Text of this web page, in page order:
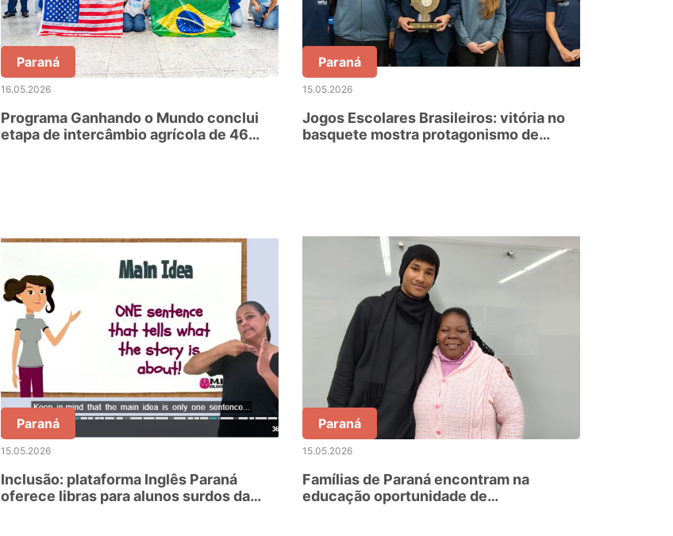
Paraná
16.05.2026
Programa Ganhando o Mundo conclui
etapa de intercâmbio agrícola de 46
Paraná
15.05.2026
Jogos Escolares Brasileiros: vitória no
basquete mostra protagonismo de
Paraná
15.05.2026
Inclusão: plataforma Inglês Paraná
oferece libras para alunos surdos da
Paraná
15.05.2026
Famílias de Paraná encontram na
educação oportunidade de